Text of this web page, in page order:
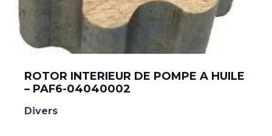
ROTOR INTERIEUR DE POMPE A HUILE
– PAF6-04040002
Divers